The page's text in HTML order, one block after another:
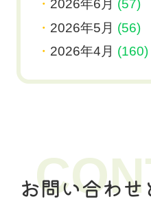
2026年6月 (57)
2026年5月 (56)
2026年4月 (160)
お問い合わ